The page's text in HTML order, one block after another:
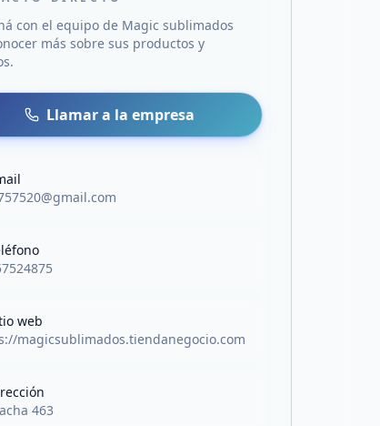
con el equipo de Magic sublimados
más sobre sus productos y
Llamar a la empresa
web
magicsublimados.tiendanegocio.com
463